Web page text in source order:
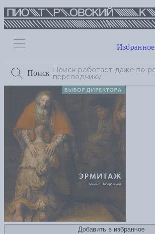
Поиск
Избранное
Добавить в избранное